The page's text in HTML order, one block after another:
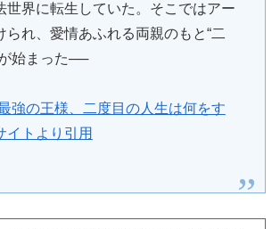
世界に転生していた。そこではアー
られ、愛情あふれる両親のもと“二
始まった──
強の王様、二度目の人生は何をす
イトより引用